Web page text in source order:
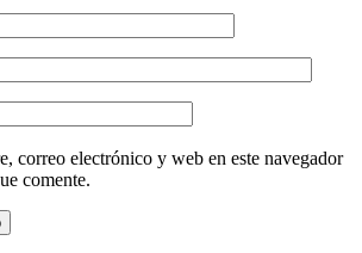
correo electrónico y web en este navegador
comente.